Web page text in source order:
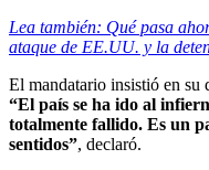
Lea también: Qué pasa
ataque de EE.UU. y la
El mandatario insistió en su
“El país se ha ido al
totalmente fallido. Es un
sentidos”, declaró.